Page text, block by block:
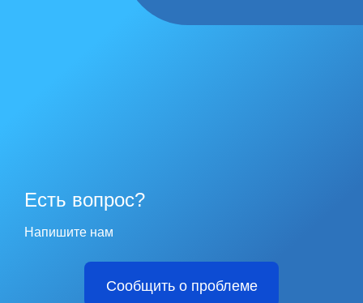
Есть вопрос?
Напишите нам
Сообщить о проблеме